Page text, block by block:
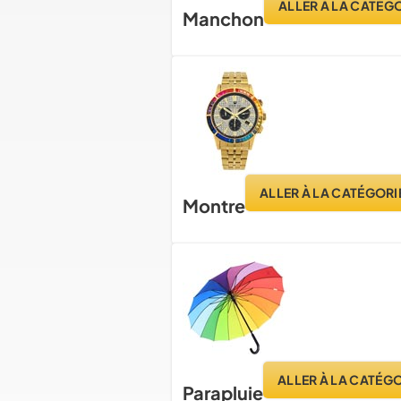
Manchon
ALLER À LA
Montre
ALLER À LA
Parapluie
ALLER À LA